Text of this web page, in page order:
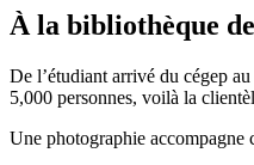
À la bibliothèque
De l’étudiant arrivé du cégep
5,000 personnes, voilà la
Une photographie accompagne